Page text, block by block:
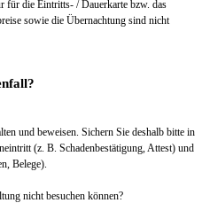
für die Eintritts- / Dauerkarte bzw. das
sowie die Übernachtung sind nicht
und beweisen. Sichern Sie deshalb bitte in
(z. B. Schadenbestätigung, Attest) und
Belege).
nicht besuchen können?